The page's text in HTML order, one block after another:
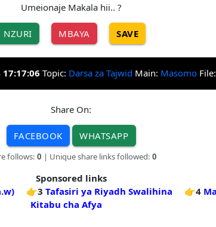
Umeionaje Makala hii.. ?
NZURI MBAYA SAVE
Topic: Darsa za Tajwid Main: Masomo File:
Share On:
FACEBOOK WHATSAPP
follows: 0 | Unique share links followed: 0
Sponsored links
👉3 Tafasiri ya Riyadh Swalihina 👉4
Kitabu cha Afya